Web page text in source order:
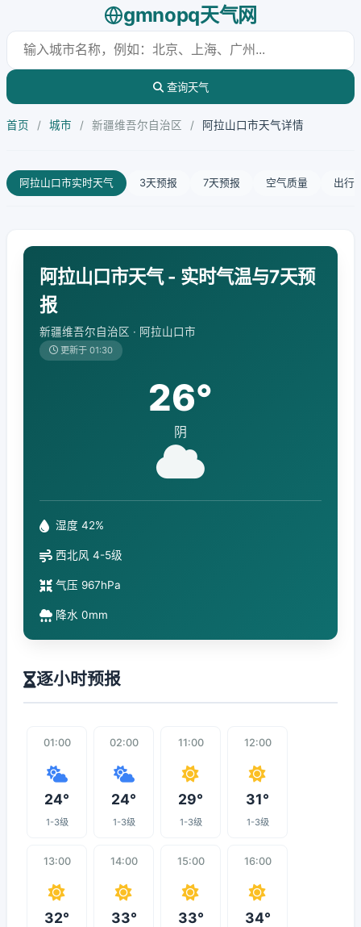
gmnopq天气网
查询天气
首页 / 城市 / 新疆维吾尔自治区 / 阿拉山口市天气详情
阿拉山口市实时天气 3天预报 7天预报 空气质量 出行
阿拉山口市天气 - 实时气温与7天预
报
新疆维吾尔自治区 · 阿拉山口市
更新于 01:30
26°
阴
湿度 42%
西北风 4-5级
气压 967hPa
降水 0mm
逐小时预报
01:00
24°
1-3级
02:00
24°
1-3级
11:00
29°
1-3级
12:00
31°
1-3级
13:00
32°
14:00
33°
15:00
33°
16:00
34°